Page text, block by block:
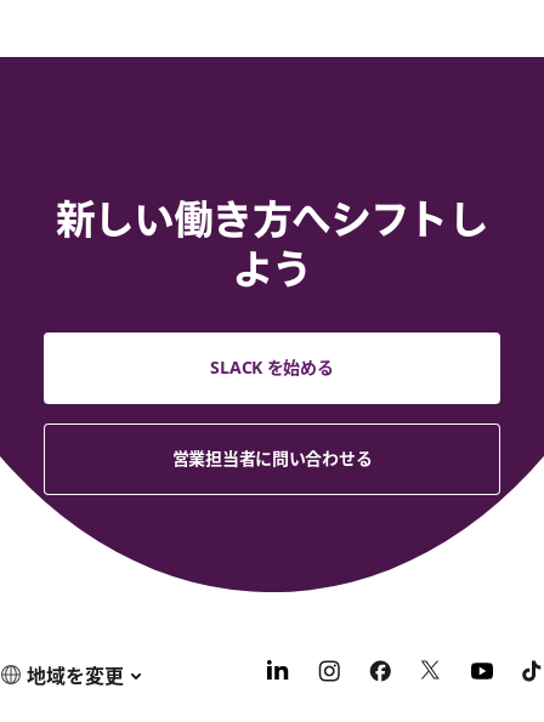
新しい働き方へシフトし
よう
SLACK を始める
営業担当者に問い合わせる
地域を変更